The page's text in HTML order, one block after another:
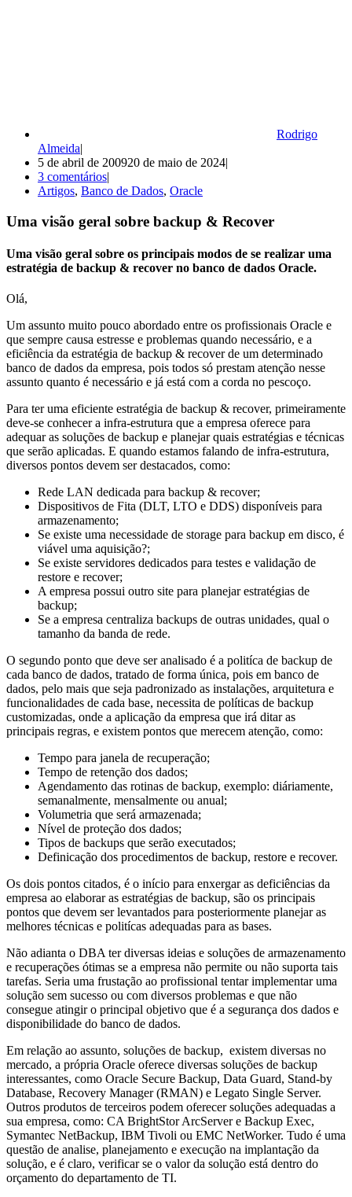
Rodrigo
Almeida
5 de abril de 200920 de maio de 2024
3 comentários
Artigos, Banco de Dados, Oracle
Uma visão geral sobre backup & Recover
Uma visão geral sobre os principais modos de se realizar uma
estratégia de backup & recover no banco de dados Oracle.
Olá,
Um assunto muito pouco abordado entre os profissionais Oracle e
que sempre causa estresse e problemas quando necessário, e a
eficiência da estratégia de backup & recover de um determinado
banco de dados da empresa, pois todos só prestam atenção nesse
assunto quanto é necessário e já está com a corda no pescoço.
Para ter uma eficiente estratégia de backup & recover, primeiramente
deve-se conhecer a infra-estrutura que a empresa oferece para
adequar as soluções de backup e planejar quais estratégias e técnicas
que serão aplicadas. E quando estamos falando de infra-estrutura,
diversos pontos devem ser destacados, como:
Rede LAN dedicada para backup & recover;
Dispositivos de Fita (DLT, LTO e DDS) disponíveis para
armazenamento;
Se existe uma necessidade de storage para backup em disco, é
viável uma aquisição?;
Se existe servidores dedicados para testes e validação de
restore e recover;
A empresa possui outro site para planejar estratégias de
backup;
Se a empresa centraliza backups de outras unidades, qual o
tamanho da banda de rede.
O segundo ponto que deve ser analisado é a politíca de backup de
cada banco de dados, tratado de forma única, pois em banco de
dados, pelo mais que seja padronizado as instalações, arquitetura e
funcionalidades de cada base, necessita de políticas de backup
customizadas, onde a aplicação da empresa que irá ditar as
principais regras, e existem pontos que merecem atenção, como:
Tempo para janela de recuperação;
Tempo de retenção dos dados;
Agendamento das rotinas de backup, exemplo: diáriamente,
semanalmente, mensalmente ou anual;
Volumetria que será armazenada;
Nível de proteção dos dados;
Tipos de backups que serão executados;
Definicação dos procedimentos de backup, restore e recover.
Os dois pontos citados, é o início para enxergar as deficiências da
empresa ao elaborar as estratégias de backup, são os principais
pontos que devem ser levantados para posteriormente planejar as
melhores técnicas e politícas adequadas para as bases.
Não adianta o DBA ter diversas ideias e soluções de armazenamento
e recuperações ótimas se a empresa não permite ou não suporta tais
tarefas. Seria uma frustação ao profissional tentar implementar uma
solução sem sucesso ou com diversos problemas e que não
consegue atingir o principal objetivo que é a segurança dos dados e
disponibilidade do banco de dados.
Em relação ao assunto, soluções de backup, existem diversas no
mercado, a própria Oracle oferece diversas soluções de backup
interessantes, como Oracle Secure Backup, Data Guard, Stand-by
Database, Recovery Manager (RMAN) e Legato Single Server.
Outros produtos de terceiros podem oferecer soluções adequadas a
sua empresa, como: CA BrightStor ArcServer e Backup Exec,
Symantec NetBackup, IBM Tivoli ou EMC NetWorker. Tudo é uma
questão de analise, planejamento e execução na implantação da
solução, e é claro, verificar se o valor da solução está dentro do
orçamento do departamento de TI.